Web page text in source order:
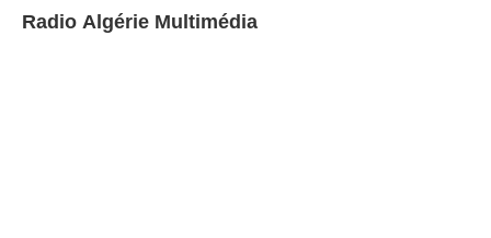
Radio Algérie Multimédia